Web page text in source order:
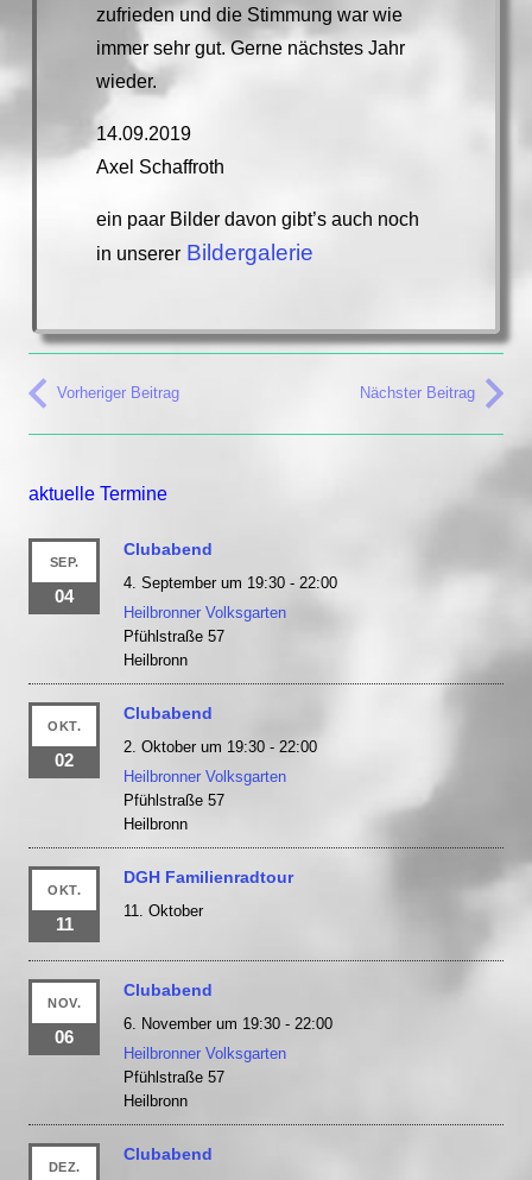
zufrieden und die Stimmung war wie
immer sehr gut. Gerne nächstes Jahr
wieder.
14.09.2019
Axel Schaffroth
ein paar Bilder davon gibt’s auch noch
in unserer Bildergalerie
Vorheriger Beitrag Nächster Beitrag
aktuelle Termine
SEP.
04
Clubabend
4. September um 19:30 - 22:00
Heilbronner Volksgarten
Pfühlstraße 57
Heilbronn
OKT.
02
Clubabend
2. Oktober um 19:30 - 22:00
Heilbronner Volksgarten
Pfühlstraße 57
Heilbronn
OKT.
11
DGH Familienradtour
11. Oktober
NOV.
06
Clubabend
6. November um 19:30 - 22:00
Heilbronner Volksgarten
Pfühlstraße 57
Heilbronn
DEZ.
Clubabend